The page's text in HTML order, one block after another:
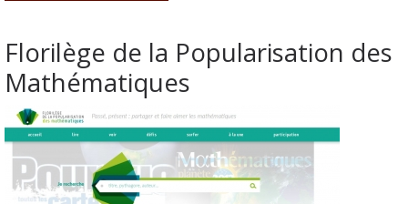
Florilège de la Popularisation des
Mathématiques